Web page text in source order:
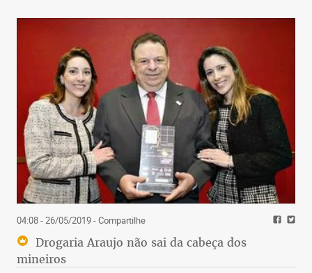
04:08 - 26/05/2019- Compartilhe
Drogaria Araujo não sai da cabeça dos
mineiros